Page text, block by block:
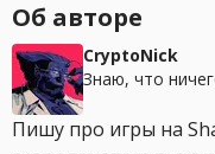
Об авторе
CryptoNick
Знаю, что
Пишу про игры на